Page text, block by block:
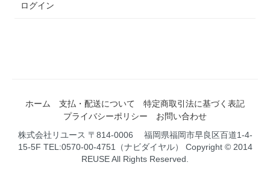
ログイン
ホーム 支払・配送について
特定商取引法に基づく表記
プライバシーポリシー
お問い合わせ
株式会社リユース 〒814-0006 福岡県福岡市早良区百道1-4-
15-5F TEL:0570-00-4751（ナビダイヤル） Copyright © 2014
REUSE All Rights Reserved.